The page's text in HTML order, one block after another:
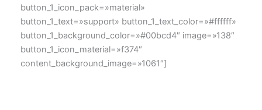
button_1_icon_pack=»material»
button_1_text=»support» button_1_text_color=»#ffffff»
button_1_background_color=»#00bcd4″ image=»138″
button_1_icon_material=»f374″
content_background_image=»1061″]